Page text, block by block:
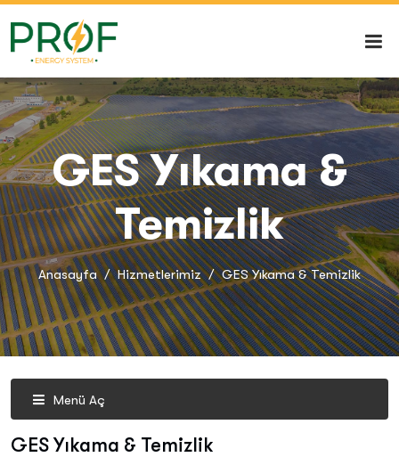
GES Yıkama &
Temizlik
Anasayfa Hizmetlerimiz GES Yıkama & Temizlik
Menü Aç
GES Yıkama & Temizlik